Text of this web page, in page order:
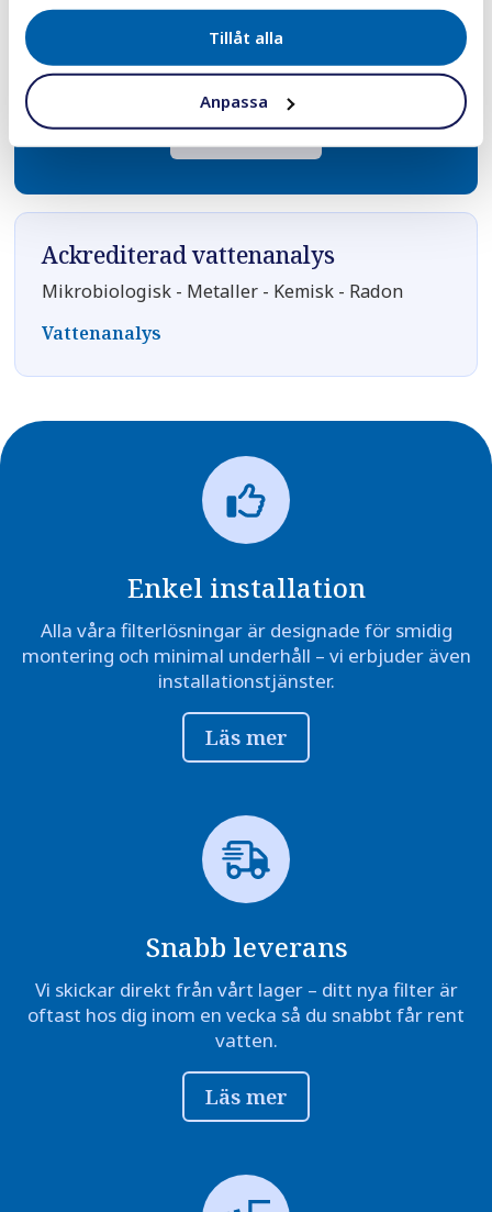
Tillåt alla
Anpassa
30 000+ vattenfilter sålda
till nöjda kunder i hela landet!
Vattenfilter
Ackrediterad vattenanalys
Mikrobiologisk - Metaller - Kemisk - Radon
Vattenanalys
Enkel installation
Alla våra filterlösningar är designade för smidig
montering och minimal underhåll – vi erbjuder även
installationstjänster.
Läs mer
Snabb leverans
Vi skickar direkt från vårt lager – ditt nya filter är
oftast hos dig inom en vecka så du snabbt får rent
vatten.
Läs mer